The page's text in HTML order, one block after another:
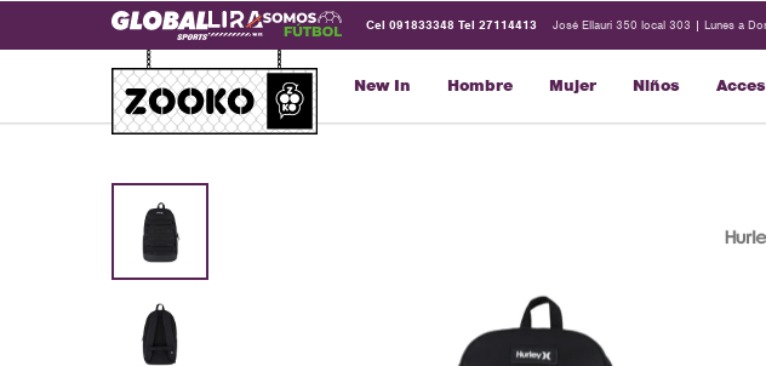
New In Hombre Mujer Niños
Cel 091833348 Tel 27114413 José Ellauri 350 local 303 | Lunes a